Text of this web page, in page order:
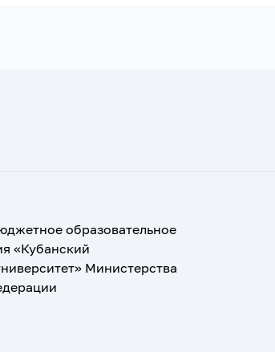
образовательное
«Кубанский
Министерства